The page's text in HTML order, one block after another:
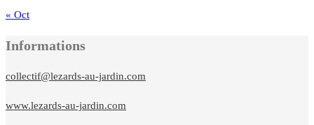
« Oct
Informations
collectif@lezards-au-jardin.com
www.lezards-au-jardin.com